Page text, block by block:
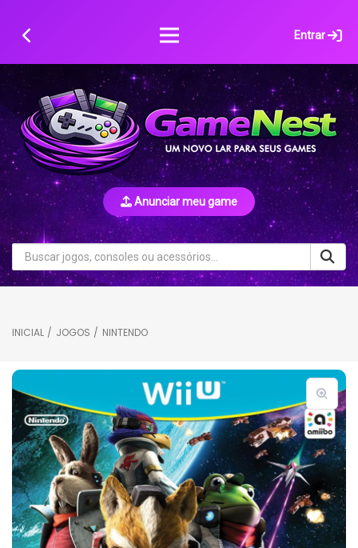
Entrar
Anunciar meu game
INICIAL / JOGOS / NINTENDO